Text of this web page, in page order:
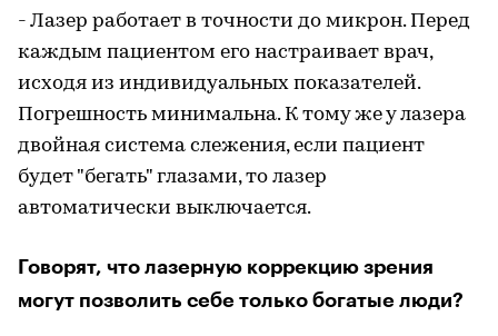
- Лазер работает в точности до микрон. Перед
каждым пациентом его настраивает врач,
исходя из индивидуальных показателей.
Погрешность минимальна. К тому же у лазера
двойная система слежения, если пациент
будет "бегать" глазами, то лазер
автоматически выключается.
Говорят, что лазерную коррекцию зрения
могут позволить себе только богатые люди?